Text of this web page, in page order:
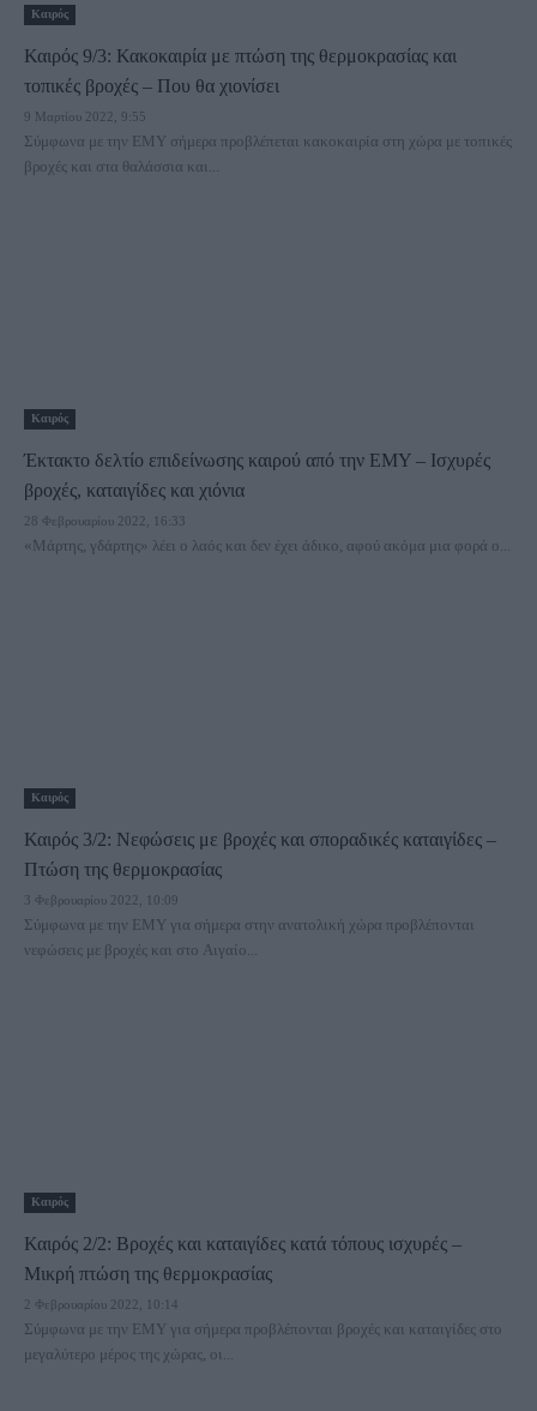
Καιρός
Καιρός 9/3: Κακοκαιρία με πτώση της θερμοκρασίας και
τοπικές βροχές – Που θα χιονίσει
9 Μαρτίου 2022, 9:55
Σύμφωνα με την ΕΜΥ σήμερα προβλέπεται κακοκαιρία στη χώρα με τοπικές
βροχές και στα θαλάσσια και...
Καιρός
Έκτακτο δελτίο επιδείνωσης καιρού από την ΕΜΥ – Ισχυρές
βροχές, καταιγίδες και χιόνια
28 Φεβρουαρίου 2022, 16:33
«Μάρτης, γδάρτης» λέει ο λαός και δεν έχει άδικο, αφού ακόμα μια φορά ο...
Καιρός
Καιρός 3/2: Νεφώσεις με βροχές και σποραδικές καταιγίδες –
Πτώση της θερμοκρασίας
3 Φεβρουαρίου 2022, 10:09
Σύμφωνα με την ΕΜΥ για σήμερα στην ανατολική χώρα προβλέπονται
νεφώσεις με βροχές και στο Αιγαίο...
Καιρός
Καιρός 2/2: Βροχές και καταιγίδες κατά τόπους ισχυρές –
Μικρή πτώση της θερμοκρασίας
2 Φεβρουαρίου 2022, 10:14
Σύμφωνα με την ΕΜΥ για σήμερα προβλέπονται βροχές και καταιγίδες στο
μεγαλύτερο μέρος της χώρας, οι...